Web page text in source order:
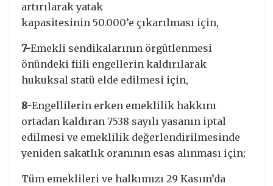
artırılarak yatak
kapasitesinin 50.000’e çıkarılması için,
7-Emekli sendikalarının örgütlenmesi
önündeki fiili engellerin kaldırılarak
hukuksal statü elde edilmesi için,
8-Engellilerin erken emeklilik hakkını
ortadan kaldıran 7538 sayılı yasanın iptal
edilmesi ve emeklilik değerlendirilmesinde
yeniden sakatlık oranının esas alınması için;
Tüm emeklileri ve halkımızı 29 Kasım’da